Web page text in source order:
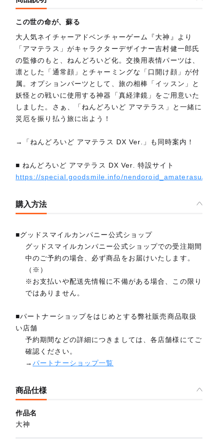
この世の命が、蘇る
大人気ネイチャーアドベンチャーゲーム『大神』より
「アマテラス」がキャラクターデザイナー吉村健一郎氏
の監修のもと、ねんどろいど化。交換用表情パーツは、
凛とした「通常顔」とチャーミングな「口開け顔」が付
属。オプションパーツとして、旅の相棒「イッスン」と
妖怪との戦いに使用する神器「真経津鏡」をご用意いた
しました。さぁ、「ねんどろいど アマテラス」と一緒に
災厄を振り払う旅に出よう！
→「ねんどろいど アマテラス DX Ver.」も同時案内！
■ ねんどろいど アマテラス DX Ver. 特設サイト
https://special.goodsmile.info/nendoroid_amaterasu/
購入方法
■グッドスマイルカンパニー公式ショップ
グッドスマイルカンパニー公式ショップでの受注期間
中のご予約の場合、必ず商品をお届けいたします。
（※）
※お支払いや配送先情報に不備がある場合、この限り
ではありません。
■パートナーショップをはじめとする弊社販売商品取扱
い店舗
予約期間などの詳細につきましては、各店舗様にてご
確認ください。
→パートナーショップ一覧
商品仕様
作品名
大神